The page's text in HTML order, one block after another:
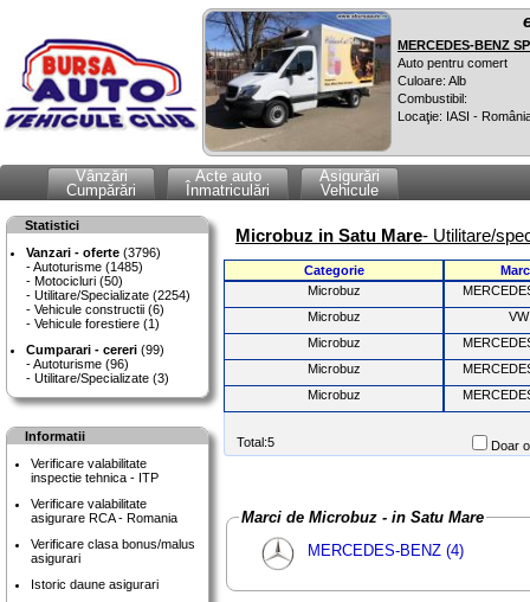
MERCEDES-BENZ
Auto pentru comert
Culoare: Alb
Combustibil:
Locaţie: IASI -
Vânzări
Cumpărări
Acte auto
Înmatriculări
Asigurări
Vehicule
Statistici
Vanzari - oferte (3796)
Autoturisme (1485)
Motocicluri (50)
Utilitare/Specializate (2254)
Vehicule constructii (6)
Vehicule forestiere (1)
Cumparari - cereri (99)
Autoturisme (96)
Utilitare/Specializate (3)
Informatii
Verificare valabilitate
inspectie tehnica - ITP
Verificare valabilitate
asigurare RCA - Romania
Verificare clasa bonus/malus
asigurari
Istoric daune asigurari
Microbuz in Satu Mare- Utilitare/
Categorie
Microbuz
Microbuz
VW
Microbuz
Microbuz
Microbuz
Total:5 Doar
Marci de Microbuz - in Satu Mare
MERCEDES-BENZ (4)